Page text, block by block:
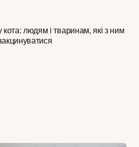
кота: людям і тваринам, які з ним